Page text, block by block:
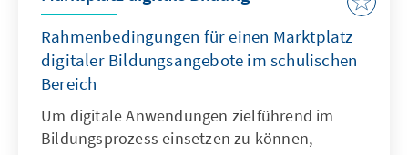
Rahmenbedingungen für einen Marktplatz
digitaler Bildungsangebote im schulischen
Bereich
Um digitale Anwendungen zielführend im
Bildungsprozess einsetzen zu können,